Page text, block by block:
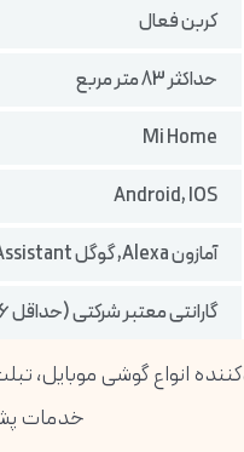
کربن فعال
حداکثر 83 متر مربع
Mi Home
Android, IOS
آمازون Alexa, گوگل Assistant
گارانتی معتبر شرکتی (حداقل 6 ماه)
خدمات